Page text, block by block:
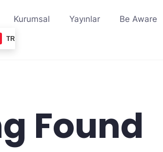
Kurumsal Yayınlar Be Aware
TR
Found